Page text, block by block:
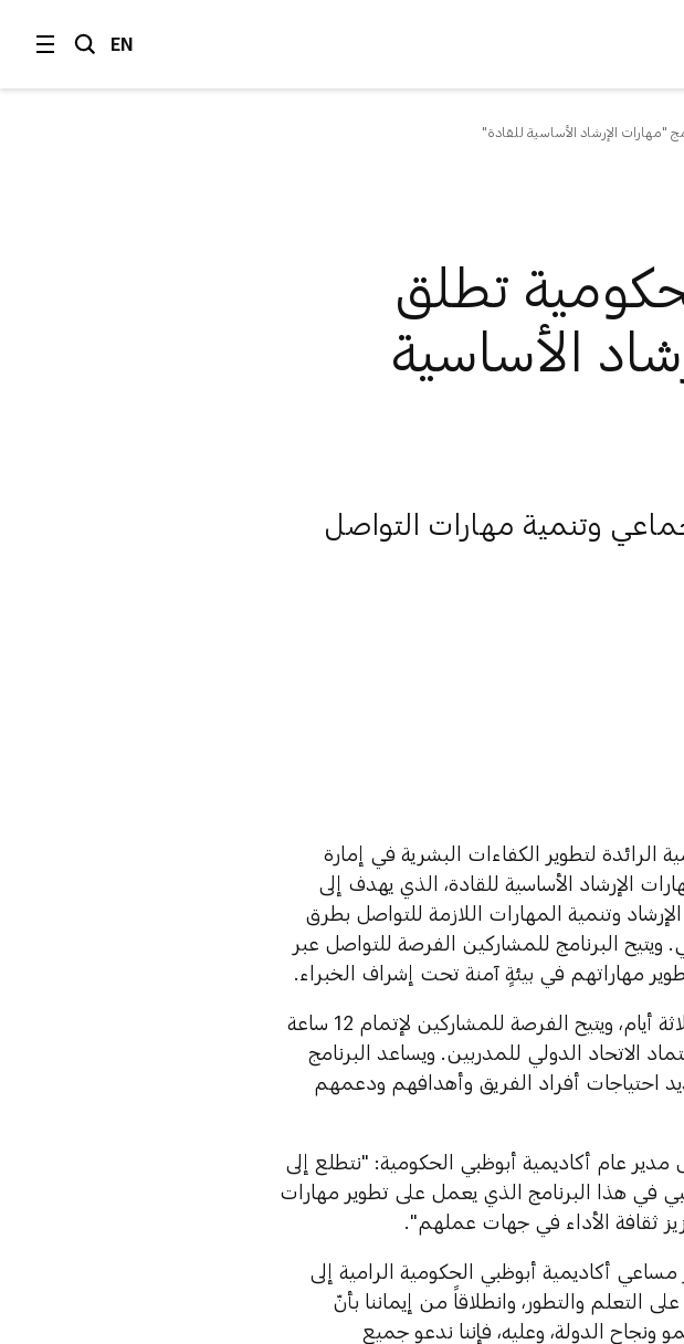
EN
"مهارات الإرشاد الأساسية للقادة"
تطلق
الأساسية
وتنمية مهارات التواصل
الرائدة لتطوير الكفاءات البشرية في إمارة
الإرشاد الأساسية للقادة، الذي يهدف إلى
وتنمية المهارات اللازمة للتواصل بطرق
ويتيح البرنامج للمشاركين الفرصة للتواصل عبر
مهاراتهم في بيئةٍ آمنة تحت إشراف الخبراء.
ويستمر البرنامج الذي يتم تقديمه عن بعد لمدة ثلاثة أيام، ويتيح الفرصة للمشاركين لإتمام 12 ساعة
الاتحاد الدولي للمدربين. ويساعد البرنامج
احتياجات أفراد الفريق وأهدافهم ودعمهم
عام أكاديمية أبوظبي الحكومية: "نتطلع إلى
في هذا البرنامج الذي يعمل على تطوير مهارات
ثقافة الأداء في جهات عملهم".
أكاديمية أبوظبي الحكومية الرامية إلى
التعلم والتطور، وانطلاقاً من إيماننا بأنّ
الدولة، وعليه، فإننا ندعو جميع